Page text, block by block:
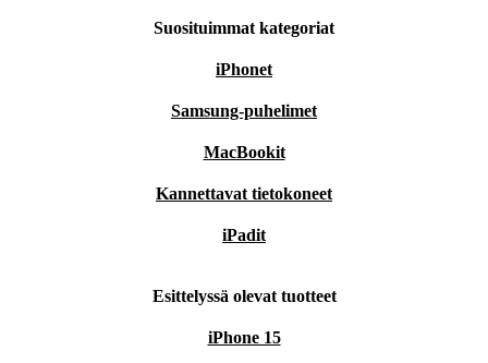
Suosituimmat kategoriat
iPhonet
Samsung-puhelimet
MacBookit
Kannettavat tietokoneet
iPadit
Esittelyssä olevat tuotteet
iPhone 15